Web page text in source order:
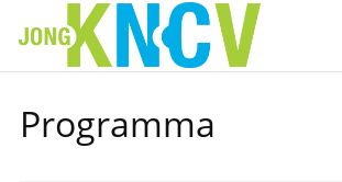
links
naar
de
Programma